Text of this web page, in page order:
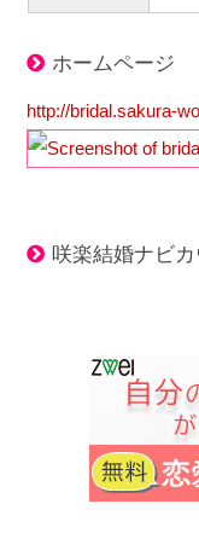
ホームページ
http://bridal.sakura-
咲楽結婚ナビ